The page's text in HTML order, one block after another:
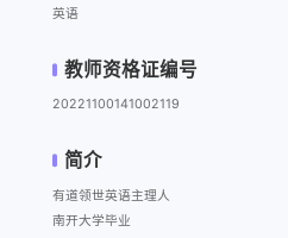
英语
教师资格证编号
20221100141002119
简介
有道领世英语主理人
南开大学毕业